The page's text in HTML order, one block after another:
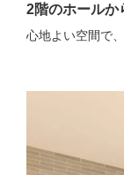
2階のホールか
心地よい空間で